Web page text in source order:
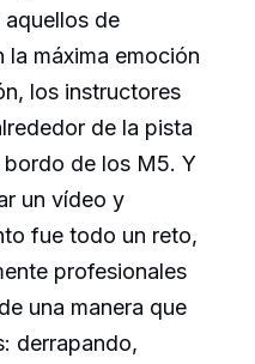
aquellos de
máxima emoción
los instructores
de la pista
de los M5. Y
un vídeo y
fue todo un reto,
profesionales
una manera que
derrapando,